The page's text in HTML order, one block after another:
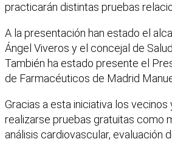
practicarán distintas pruebas
A la presentación han estado el
Ángel Viveros y el concejal de
También ha estado presente el
de Farmacéuticos de Madrid
Gracias a esta iniciativa los vecinos
realizarse pruebas gratuitas como
análisis cardiovascular, evaluación